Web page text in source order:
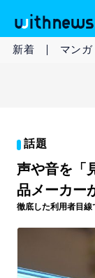
新着 マンガ
話題
声や音を「
品メーカー
徹底した利用者目